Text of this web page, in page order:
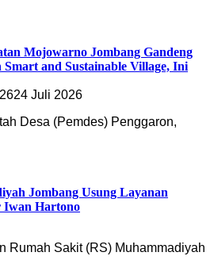
Mojowarno Jombang Gandeng
and Sustainable Village, Ini
24 Juli 2026
Desa (Pemdes) Penggaron,
Jombang Usung Layanan
Iwan Hartono
Rumah Sakit (RS) Muhammadiyah